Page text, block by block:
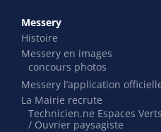
Messery
Histoire
Messery en images
concours photos
Messery l’application
La Mairie recrute
Technicien.ne Espaces
/ Ouvrier paysagiste